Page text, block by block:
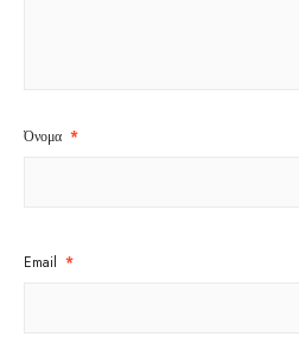
Όνομα *
Email *